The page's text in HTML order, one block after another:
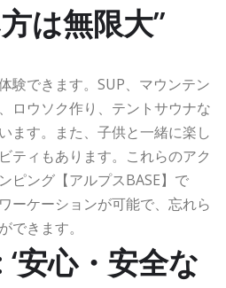
は無限大”
験できます。SUP、マウンテン
ロウソク作り、テントサウナな
ます。また、子供と一緒に楽し
ティもあります。これらのアク
ピング【アルプスBASE】で
ーケーションが可能で、忘れら
できます。
安心・安全な